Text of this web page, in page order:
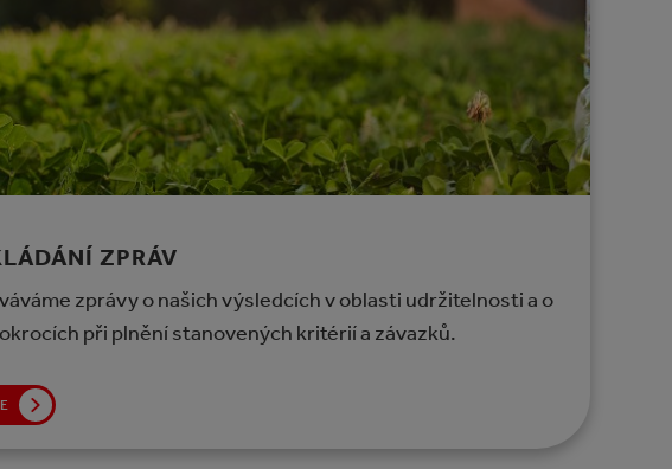
ZPRÁV
zprávy o našich výsledcích v oblasti udržitelnosti a o
při plnění stanovených kritérií a závazků.